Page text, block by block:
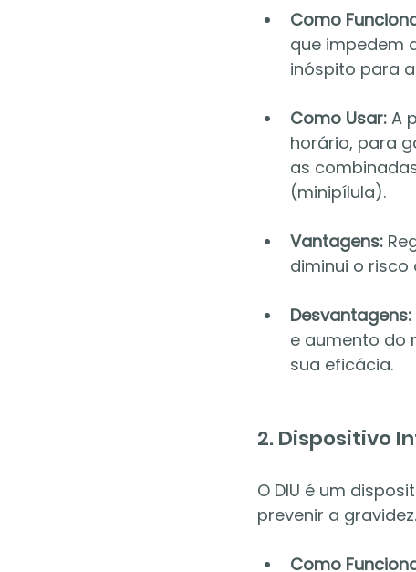
Como
que impedem
inóspito para
Como Usar: A
horário, para
as
(minipílula).
Vantagens:
diminui o
Desvantagens:
e aumento do
sua eficácia.
2. Dispositivo
O DIU é um
prevenir a gravidez.
Como